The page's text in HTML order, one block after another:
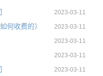
2023-03-11
何收费的） 2023-03-11
2023-03-11
2023-03-11
2023-03-11